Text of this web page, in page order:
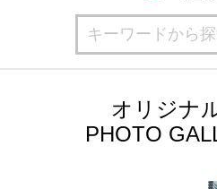
オリジナ
PHOTO